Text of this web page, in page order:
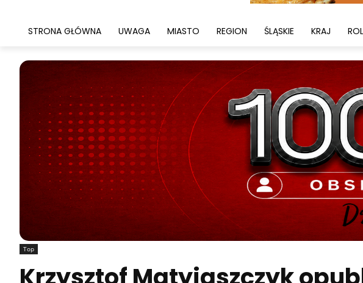
STRONA GŁÓWNA UWAGA MIASTO REGION ŚLĄSKIE KRAJ
Top